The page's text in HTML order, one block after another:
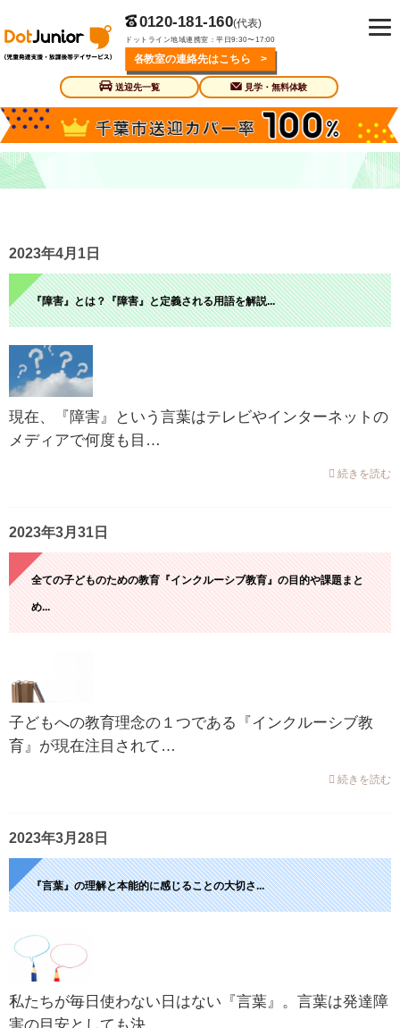
0120-181-160(代表)
ドットライン地域連携室：平日9:30〜17:00
各教室の連絡先はこちら >
送迎先一覧 見学・無料体験
発達障がいの基礎知識
2023年4月1日
『障害』とは？『障害』と定義される用語を解説...
現在、『障害』という言葉はテレビやインターネットの
メディアで何度も目…
続きを読む
2023年3月31日
全ての子どものための教育『インクルーシブ教育』の目的や課題まと
め...
子どもへの教育理念の１つである『インクルーシブ教
育』が現在注目されて…
続きを読む
2023年3月28日
『言葉』の理解と本能的に感じることの大切さ...
私たちが毎日使わない日はない『言葉』。言葉は発達障